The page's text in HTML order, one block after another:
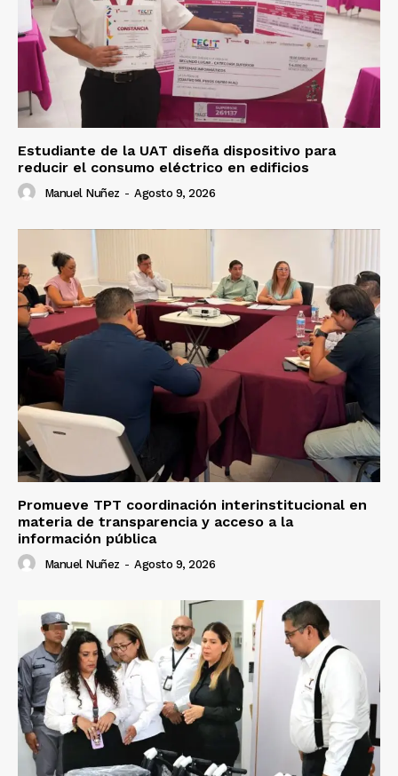
Estudiante de la UAT diseña dispositivo para
reducir el consumo eléctrico en edificios
Manuel Nuñez - Agosto 9, 2026
Promueve TPT coordinación interinstitucional en
materia de transparencia y acceso a la
información pública
Manuel Nuñez - Agosto 9, 2026